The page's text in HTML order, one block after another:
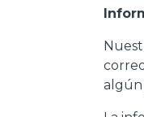
algún